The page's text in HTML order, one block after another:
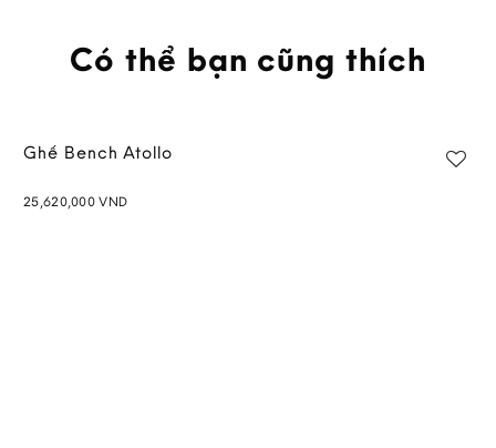
Có thể bạn cũng thích
Ghế Bench Atollo
25,620,000VND